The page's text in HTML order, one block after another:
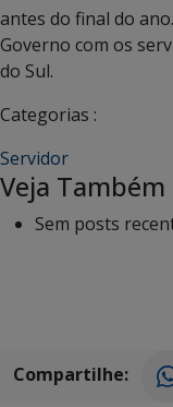
antes do final do
Governo com os
do Sul.
Categorias :
Servidor
Veja Também
Sem posts
Compartilhe: